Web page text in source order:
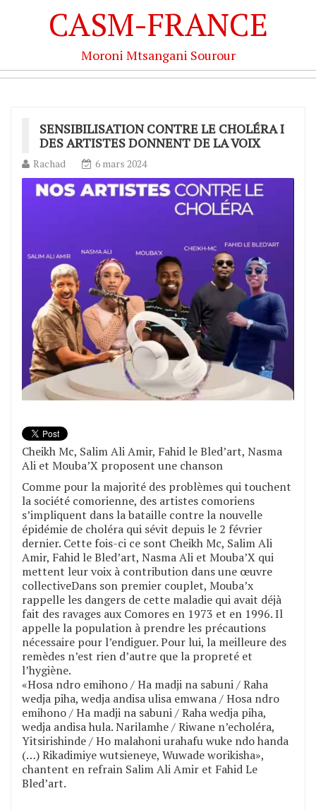
CASM-FRANCE
Moroni Mtsangani Sourour
SENSIBILISATION CONTRE LE CHOLÉRA I
DES ARTISTES DONNENT DE LA VOIX
Rachad 6 mars 2024
Cheikh Mc, Salim Ali Amir, Fahid le Bled’art, Nasma
Ali et Mouba’X proposent une chanson
Comme pour la majorité des problèmes qui touchent
la société comorienne, des artistes comoriens
s’impliquent dans la bataille contre la nouvelle
épidémie de choléra qui sévit depuis le 2 février
dernier. Cette fois-ci ce sont Cheikh Mc, Salim Ali
Amir, Fahid le Bled’art, Nasma Ali et Mouba’X qui
mettent leur voix à contribution dans une œuvre
collectiveDans son premier couplet, Mouba’x
rappelle les dangers de cette maladie qui avait déjà
fait des ravages aux Comores en 1973 et en 1996. Il
appelle la population à prendre les précautions
nécessaire pour l’endiguer. Pour lui, la meilleure des
remèdes n’est rien d’autre que la propreté et
l’hygiène.
«Hosa ndro emihono / Ha madji na sabuni / Raha
wedja piha, wedja andisa ulisa emwana / Hosa ndro
emihono / Ha madji na sabuni / Raha wedja piha,
wedja andisa hula. Narilamhe / Riwane n’echoléra,
Yitsirishinde / Ho malahoni urahafu wuke ndo handa
(…) Rikadimiye wutsieneye, Wuwade worikisha»,
chantent en refrain Salim Ali Amir et Fahid Le
Bled’art.